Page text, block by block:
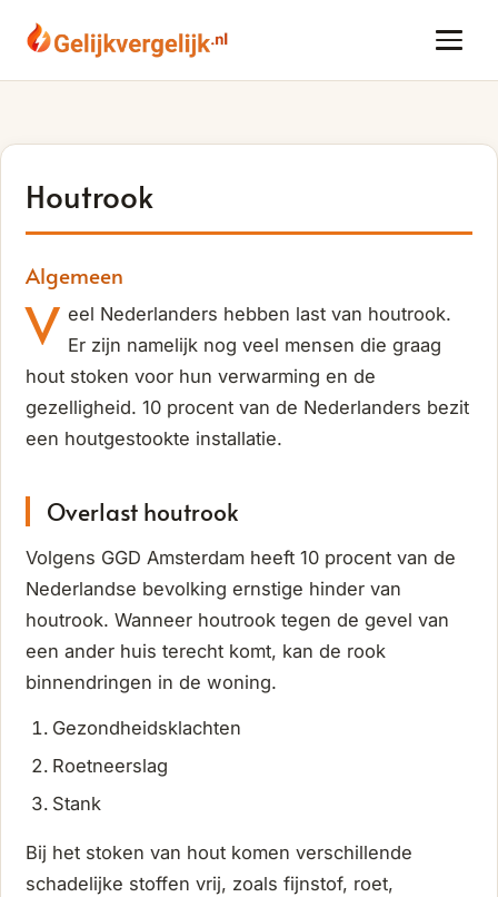
Houtrook
Algemeen
V eel Nederlanders hebben last van houtrook.
Er zijn namelijk nog veel mensen die graag
hout stoken voor hun verwarming en de
gezelligheid. 10 procent van de Nederlanders bezit
een houtgestookte installatie.
Overlast houtrook
Volgens GGD Amsterdam heeft 10 procent van de
Nederlandse bevolking ernstige hinder van
houtrook. Wanneer houtrook tegen de gevel van
een ander huis terecht komt, kan de rook
binnendringen in de woning.
Gezondheidsklachten
Roetneerslag
Stank
Bij het stoken van hout komen verschillende
schadelijke stoffen vrij, zoals fijnstof, roet,